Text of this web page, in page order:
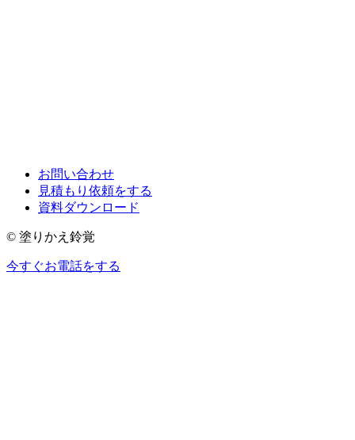
お問い合わせ
見積もり依頼をする
資料ダウンロード
© 塗りかえ鈴覚
今すぐお電話をする